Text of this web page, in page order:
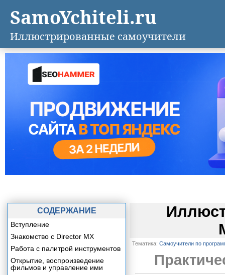
Тематика: Самоучители по
СОДЕРЖАНИЕ
Вступление
Знакомство с Director MX
Работа с палитрой инструментов
Открытие, воспроизведение
фильмов и управление ими
SamoYchiteli.ru
Иллюстрированные самоучители